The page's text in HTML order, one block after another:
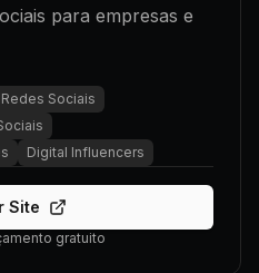
para empresas e
Sociais
Digital Influencers
Site
gratuito